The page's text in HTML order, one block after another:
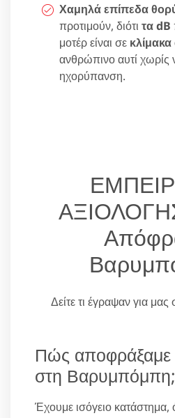
Χαμηλά επίπεδα
προτιμούν, διότι τα dB
μοτέρ είναι σε κλίμακα
ανθρώπινο αυτί
ηχορύπανση.
Δείτε τι έγραψαν για
Πώς αποφράξαμε
στη Βαρυμπόμπη;
Έχουμε ισόγειο